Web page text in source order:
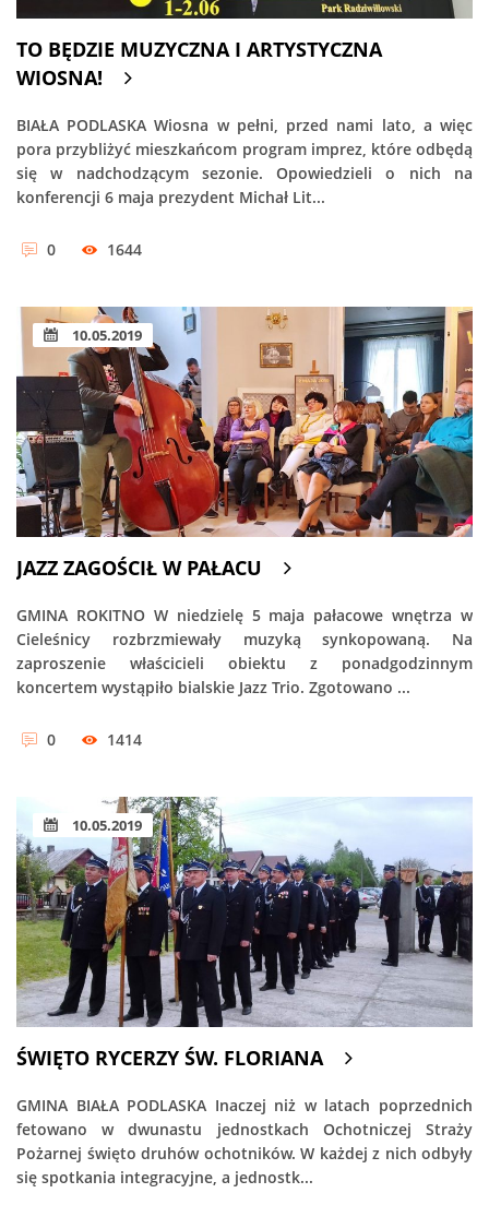
TO BĘDZIE MUZYCZNA I ARTYSTYCZNA
WIOSNA!
BIAŁA PODLASKA Wiosna w pełni, przed nami lato, a więc
pora przybliżyć mieszkańcom program imprez, które odbędą
się w nadchodzącym sezonie. Opowiedzieli o nich na
konferencji 6 maja prezydent Michał Lit...
0 1644
10.05.2019
JAZZ ZAGOŚCIŁ W PAŁACU
GMINA ROKITNO W niedzielę 5 maja pałacowe wnętrza w
Cieleśnicy rozbrzmiewały muzyką synkopowaną. Na
zaproszenie właścicieli obiektu z ponadgodzinnym
koncertem wystąpiło bialskie Jazz Trio. Zgotowano ...
0 1414
10.05.2019
ŚWIĘTO RYCERZY ŚW. FLORIANA
GMINA BIAŁA PODLASKA Inaczej niż w latach poprzednich
fetowano w dwunastu jednostkach Ochotniczej Straży
Pożarnej święto druhów ochotników. W każdej z nich odbyły
się spotkania integracyjne, a jednostk...